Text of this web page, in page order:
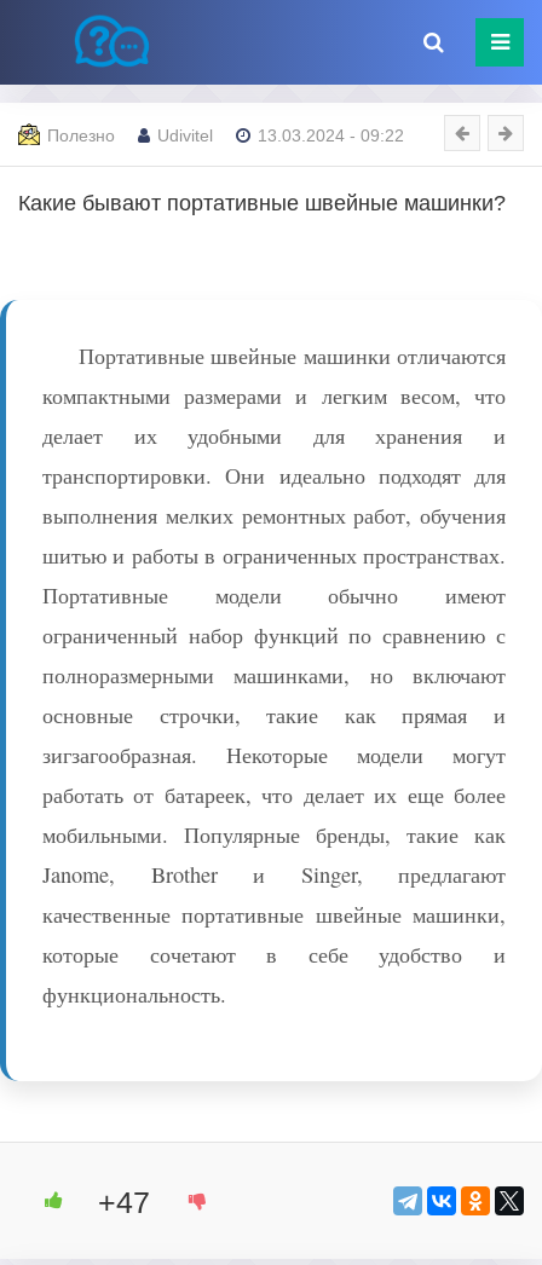
Полезно Udivitel 13.03.2024 - 09:22
Какие бывают портативные швейные машинки?
Портативные швейные машинки отличаются
компактными размерами и легким весом, что
делает их удобными для хранения и
транспортировки. Они идеально подходят для
выполнения мелких ремонтных работ, обучения
шитью и работы в ограниченных пространствах.
Портативные модели обычно имеют
ограниченный набор функций по сравнению с
полноразмерными машинками, но включают
основные строчки, такие как прямая и
зигзагообразная. Некоторые модели могут
работать от батареек, что делает их еще более
мобильными. Популярные бренды, такие как
Janome, Brother и Singer, предлагают
качественные портативные швейные машинки,
которые сочетают в себе удобство и
функциональность.
+47